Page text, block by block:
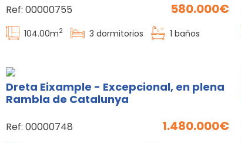
Ref: 00000755 580.000
104.00m2 3 dormitorios 1 baños
Dreta Eixample - Excepcional, en plena
Rambla de Catalunya
Ref: 00000748 1.480.000